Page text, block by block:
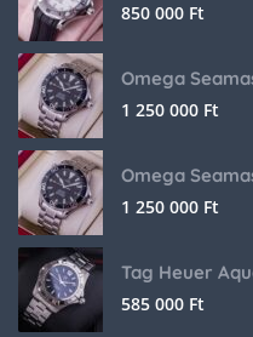
850 000 Ft
Omega
1 250 000 Ft
Omega
1 250 000 Ft
Tag Heuer
585 000 Ft